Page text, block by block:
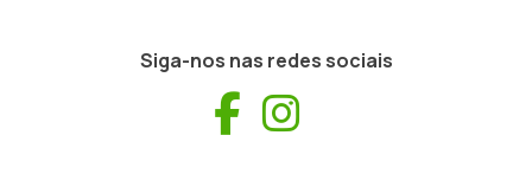
Siga-nos nas redes sociais
Facebook